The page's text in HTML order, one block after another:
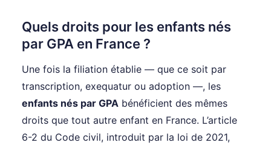
Quels droits pour les enfants nés
par GPA en France ?
Une fois la filiation établie — que ce soit par
transcription, exequatur ou adoption —, les
enfants nés par GPA bénéficient des mêmes
droits que tout autre enfant en France. L’article
6-2 du Code civil, introduit par la loi de 2021,